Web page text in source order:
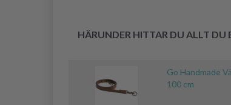
HÄRUNDER HITTAR DU ALLT
Go Handmade
100 cm